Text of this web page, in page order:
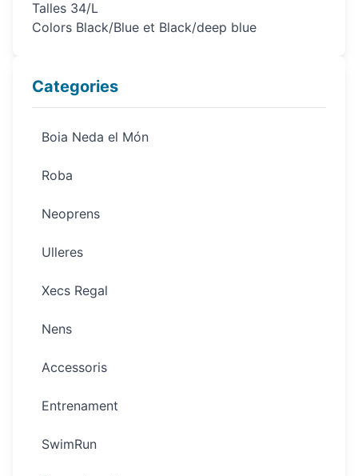
Categories
Boia Neda el Món
Roba
Neoprens
Ulleres
Xecs Regal
Nens
Accessoris
Entrenament
SwimRun
Talles 34/L
Colors Black/Blue et Black/deep blue